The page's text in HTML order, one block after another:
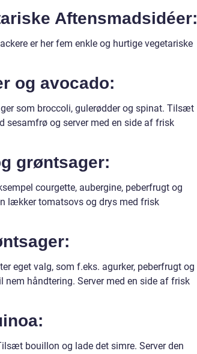
Aftensmadsidéer:
er her fem enkle og hurtige vegetariske
og avocado:
som broccoli, gulerødder og spinat. Tilsæt
sesamfrø og server med en side af frisk
grøntsager:
courgette, aubergine, peberfrugt og
lækker tomatsovs og drys med frisk
eget valg, som f.eks. agurker, peberfrugt og
håndtering. Server med en side af frisk
bouillon og lade det simre. Server den